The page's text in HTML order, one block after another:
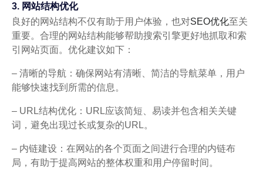
3. 网站结构优化
良好的网站结构不仅有助于用户体验，也对SEO优化至关
重要。合理的网站结构能够帮助搜索引擎更好地抓取和索
引网站页面。优化建议如下：
– 清晰的导航：确保网站有清晰、简洁的导航菜单，用户
能够快速找到所需的信息。
– URL结构优化：URL应该简短、易读并包含相关关键
词，避免出现过长或复杂的URL。
– 内链建设：在网站的各个页面之间进行合理的内链布
局，有助于提高网站的整体权重和用户停留时间。